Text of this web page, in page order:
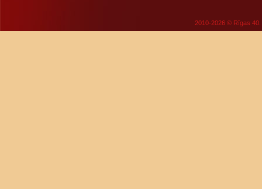
2010-2026 © Rīgas